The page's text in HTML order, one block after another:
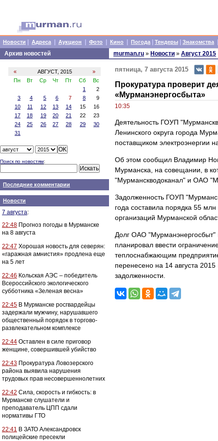
Новости Адреса Аукцион Фото Кино Погода Тендеры Знакомства
Архив новостей
« АВГУСТ, 2015
»
Пн
Вт Ср Чт Пт Сб
Вс
1
2
3
4 5 6 7 8
9
10
11 12 13 14 15
16
17
18 19 20 21 22
23
24
25 26 27 28 29
30
31
Поиск по новостям:
Последние комментарии
Новости
7 августа:
22:48 Прогноз погоды в Мурманске
на 8 августа
22:47 Хорошая новость для северян:
«гаражная амнистия» продлена еще
на 5 лет
22:46 Кольская АЭС – победитель
Всероссийского экологического
субботника «Зеленая весна»
22:45 В Мурманске росгвардейцы
задержали мужчину, нарушавшего
общественный порядок в торгово-
развлекательном комплексе
22:44 Оставлен в силе приговор
женщине, совершившей убийство
22:43 Прокуратура Ловозерского
района выявила нарушения
трудовых прав несовершеннолетних
22:42 Сила, скорость и гибкость: в
Мурманске слушатели и
преподаватель ЦПП сдали
нормативы ГТО
22:41 В ЗАТО Александровск
полицейские пресекли
murman.ru » Новости » Август 2015
пятница, 7 августа 2015
Прокуратура проверит
«Мурманэнергосбыта»
10:35
Деятельность ГОУП
Ленинского округа города
поставщиком электроэнергии
Об этом сообщил Владимир
Мурманска, на совещании, в
"Мурманскводоканал" и ОАО
Задолженность ГОУП
года составила порядка 55
организаций Мурманской
Долг ОАО "Мурманэнергосбыт"
планировал ввести
теплоснабжающим
перенесено на 14 августа
задолженности.